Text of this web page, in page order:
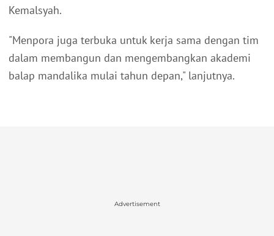
Kemalsyah.
"Menpora juga terbuka untuk kerja sama dengan tim
dalam membangun dan mengembangkan akademi
balap mandalika mulai tahun depan," lanjutnya.
Advertisement